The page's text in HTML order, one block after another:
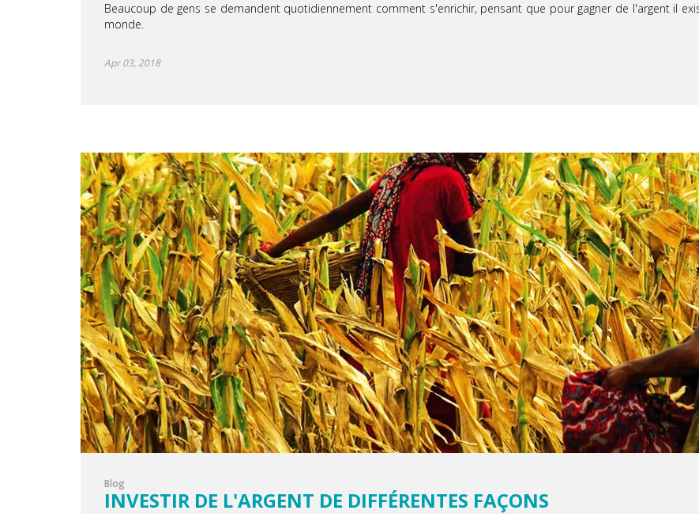
Beaucoup de gens se demandent quotidiennement comment s'enrichir, pensant que pour gagner de l'argent il
monde.
Apr 03, 2018
Blog
INVESTIR DE L'ARGENT DE DIFFÉRENTES FAÇONS